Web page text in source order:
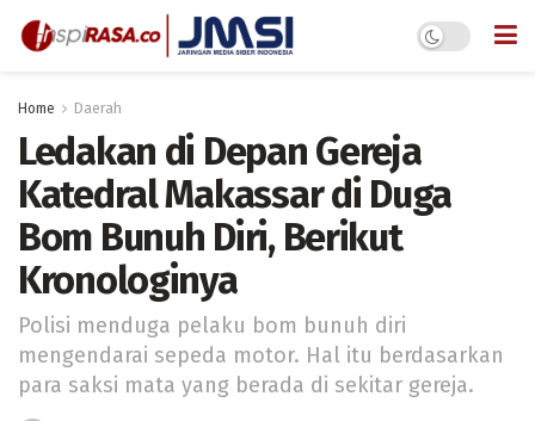
Home Daerah
Ledakan di Depan Gereja
Katedral Makassar di Duga
Bom Bunuh Diri, Berikut
Kronologinya
Polisi menduga pelaku bom bunuh diri
mengendarai sepeda motor. Hal itu berdasarkan
para saksi mata yang berada di sekitar gereja.